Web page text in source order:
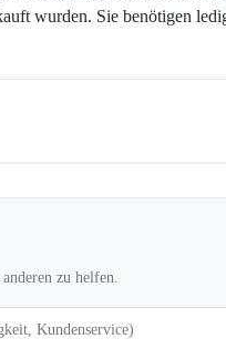
wurden. Sie benötigen
zu helfen.